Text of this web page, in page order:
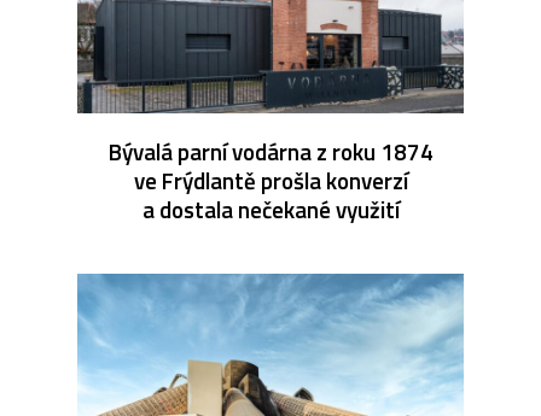
Bývalá parní vodárna z roku 1874
ve Frýdlantě prošla konverzí
a dostala nečekané využití